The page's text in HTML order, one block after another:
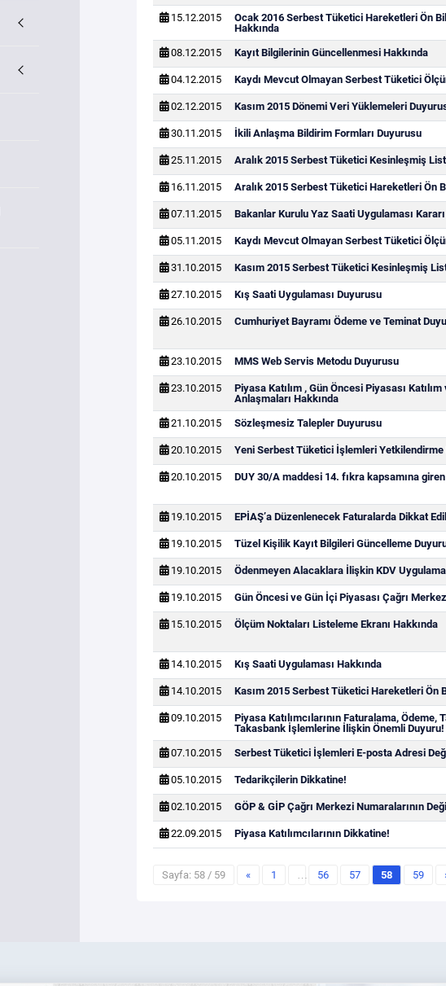
15.12.2015
Ocak 2016 Serbest Tüketici Hareketleri Ön
Hakkında
08.12.2015 Kayıt Bilgilerinin Güncellenmesi Hakkında
04.12.2015 Kaydı Mevcut Olmayan Serbest Tüketici
02.12.2015 Kasım 2015 Dönemi Veri Yüklemeleri
30.11.2015 İkili Anlaşma Bildirim Formları Duyurusu
25.11.2015 Aralık 2015 Serbest Tüketici Kesinleşmiş
16.11.2015 Aralık 2015 Serbest Tüketici Hareketleri Ön
07.11.2015 Bakanlar Kurulu Yaz Saati Uygulaması
05.11.2015 Kaydı Mevcut Olmayan Serbest Tüketici
31.10.2015 Kasım 2015 Serbest Tüketici Kesinleşmiş
27.10.2015 Kış Saati Uygulaması Duyurusu
26.10.2015 Cumhuriyet Bayramı Ödeme ve Teminat
23.10.2015 MMS Web Servis Metodu Duyurusu
23.10.2015
Piyasa Katılım , Gün Öncesi Piyasası
Anlaşmaları Hakkında
21.10.2015 Sözleşmesiz Talepler Duyurusu
20.10.2015 Yeni Serbest Tüketici İşlemleri Yetkilendirme
20.10.2015 DUY 30/A maddesi 14. fıkra kapsamına
19.10.2015 EPİAŞ’a Düzenlenecek Faturalarda Dikkat
19.10.2015 Tüzel Kişilik Kayıt Bilgileri Güncelleme
19.10.2015 Ödenmeyen Alacaklara İlişkin KDV
19.10.2015 Gün Öncesi ve Gün İçi Piyasası Çağrı
15.10.2015 Ölçüm Noktaları Listeleme Ekranı Hakkında
14.10.2015 Kış Saati Uygulaması Hakkında
14.10.2015 Kasım 2015 Serbest Tüketici Hareketleri Ön
09.10.2015
Piyasa Katılımcılarının Faturalama, Ödeme,
Takasbank İşlemlerine İlişkin Önemli Duyuru!
07.10.2015 Serbest Tüketici İşlemleri E-posta Adresi
05.10.2015 Tedarikçilerin Dikkatine!
02.10.2015 GÖP & GİP Çağrı Merkezi Numaralarının
22.09.2015 Piyasa Katılımcılarının Dikkatine!
Sayfa: 58 / 59 « 1 … 56 57 58 59